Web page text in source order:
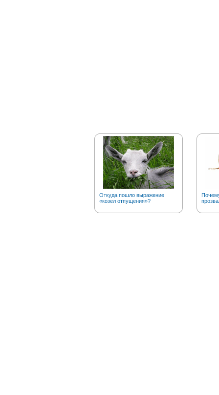
Откуда пошло выражение
«козел отпущения»?